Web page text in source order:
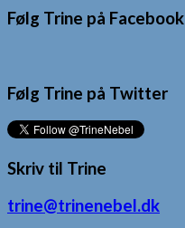
Følg Trine på Facebook
Følg Trine på Twitter
Skriv til Trine
trine@trinenebel.dk